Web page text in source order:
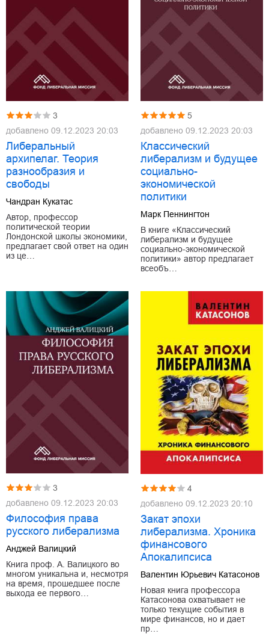
3
добавлено 09.12.2023 20:03
Либеральный
архипелаг. Теория
разнообразия и
свободы
Чандран Кукатас
Автор, профессор
политической теории
Лондонской школы экономики,
предлагает свой ответ на один
из це…
5
добавлено 09.12.2023 20:03
Классический
либерализм и будущее
социально-
экономической
политики
Марк Пеннингтон
В книге «Классический
либерализм и будущее
социально-экономической
политики» автор предлагает
всеобъ…
3
добавлено 09.12.2023 20:03
Философия права
русского либерализма
Анджей Валицкий
Книга проф. А. Валицкого во
многом уникальна и, несмотря
на время, прошедшее после
выхода ее первого…
4
добавлено 09.12.2023 20:10
Закат эпохи
либерализма. Хроника
финансового
Апокалипсиса
Валентин Юрьевич Катасонов
Новая книга профессора
Катасонова охватывает не
только текущие события в
мире финансов, но и дает
пр…